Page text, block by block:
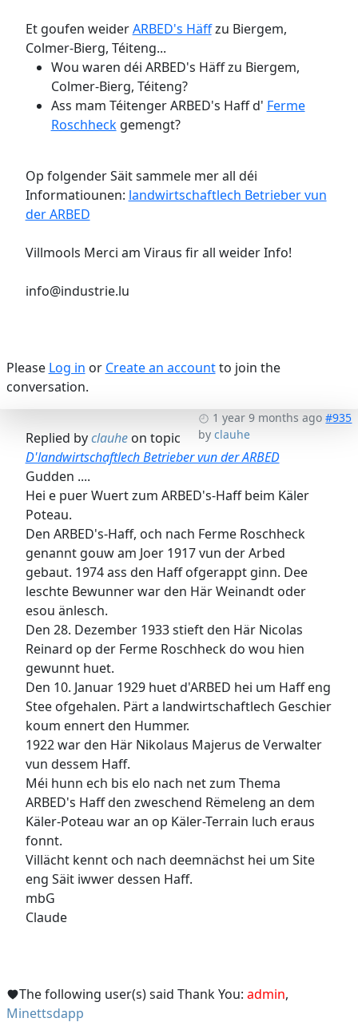
Et goufen weiderARBED's Häffzu Biergem,
Colmer-Bierg, Téiteng...
Wou waren déi ARBED's Häff zu Biergem,
Colmer-Bierg, Téiteng?
Ass mam Téitenger ARBED's Haff d' Ferme
Roschheckgemengt?
Op folgender Säit sammele mer all déi
Informatiounen: landwirtschaftlech Betrieber vun
der ARBED
Villmools Merci am Viraus fir all weider Info!
info@industrie.lu
Please Log in or Create an accountto join the
conversation.
1 year 9 months ago #935
byclauhe
Replied byclauheon topic
D'landwirtschaftlech Betrieber vun der ARBED
Gudden ....
Hei e puer Wuert zum ARBED's-Haff beim Käler
Poteau.
Den ARBED's-Haff, och nach Ferme Roschheck
genannt gouw am Joer 1917 vun der Arbed
gebaut. 1974 ass den Haff ofgerappt ginn. Dee
leschte Bewunner war den Här Weinandt oder
esou änlesch.
Den 28. Dezember 1933 stieft den Här Nicolas
Reinard op der Ferme Roschheck do wou hien
gewunnt huet.
Den 10. Januar 1929 huet d'ARBED hei um Haff eng
Stee ofgehalen. Pärt a landwirtschaftlech Geschier
koum ennert den Hummer.
1922 war den Här Nikolaus Majerus de Verwalter
vun dessem Haff.
Méi hunn ech bis elo nach net zum Thema
ARBED's Haff den zweschend Rëmeleng an dem
Käler-Poteau war an op Käler-Terrain luch eraus
fonnt.
Villächt kennt och nach deemnächst hei um Site
eng Säit iwwer dessen Haff.
mbG
Claude
The following user(s) said Thank You: admin,
Minettsdapp